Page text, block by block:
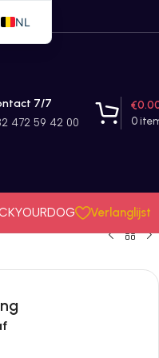
7/7
472 59 42 00 0
€
YOURDOG
Verlanglijst
NL
EN